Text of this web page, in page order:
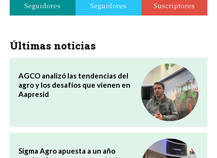
Seguidores Seguidores Suscriptores
Últimas noticias
AGCO analizó las tendencias del
agro y los desafíos que vienen en
Aapresid
Sigma Agro apuesta a un año